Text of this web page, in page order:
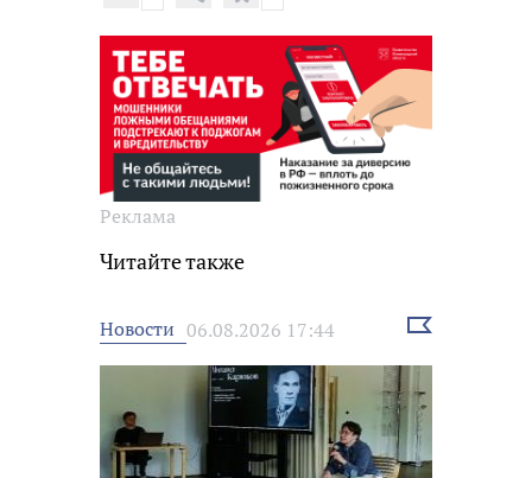
Реклама
Читайте также
Новости 06.08.2026 17:44
Выбрать